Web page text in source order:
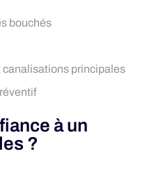
bouchés
canalisations principales
à un
?